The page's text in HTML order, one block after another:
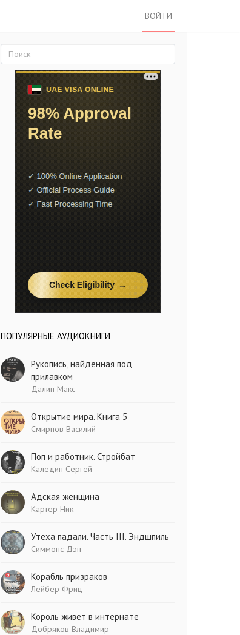
ВОЙТИ
ПОПУЛЯРНЫЕ АУДИОКНИГИ
Рукопись, найденная под
прилавком
Далин Макс
Открытие мира. Книга 5
Смирнов Василий
Поп и работник. Стройбат
Каледин Сергей
Адская женщина
Картер Ник
Утеха падали. Часть III. Эндшпиль
Симмонс Дэн
Корабль призраков
Лейбер Фриц
Король живет в интернате
Добряков Владимир